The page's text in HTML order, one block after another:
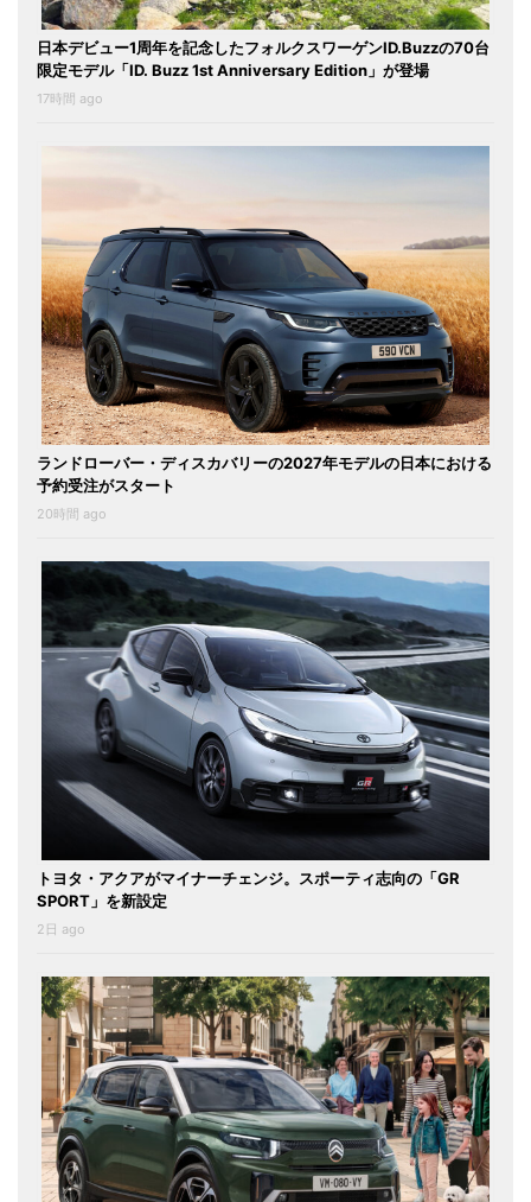
日本デビュー1周年を記念したフォルクスワーゲンID.Buzzの70台
限定モデル「ID. Buzz 1st Anniversary Edition」が登場
17時間 ago
ランドローバー・ディスカバリーの2027年モデルの日本における
予約受注がスタート
20時間 ago
トヨタ・アクアがマイナーチェンジ。スポーティ志向の「GR
SPORT」を新設定
2日 ago